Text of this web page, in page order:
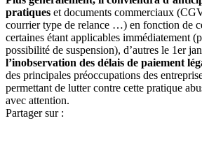
pratiques et documents commerciaux
courrier type de relance …) en fonction de
certaines étant applicables immédiatement
possibilité de suspension), d’autres le 1er
l’inobservation des délais de paiement
des principales préoccupations des
permettant de lutter contre cette pratique
avec attention.
Partager sur :